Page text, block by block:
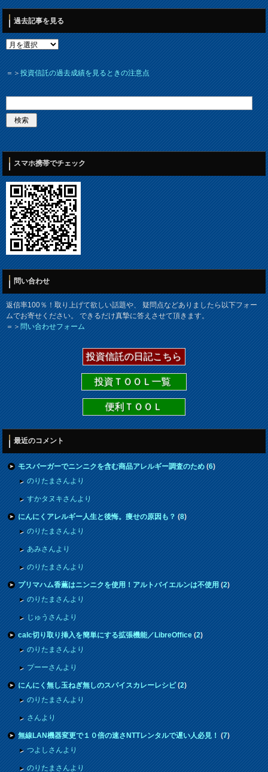
過去記事を見る
＝＞投資信託の過去成績を見るときの注意点
スマホ携帯でチェック
問い合わせ
返信率100％！取り上げて欲しい話題や、 疑問点などありましたら以下フォー
ムでお寄せください。 できるだけ真摯に答えさせて頂きます。
＝＞問い合わせフォーム
投資信託の日記こちら
投資ＴＯＯＬ一覧
便利ＴＯＯＬ
最近のコメント
モスバーガーでニンニクを含む商品アレルギー調査のため(6)
のりたまさんより
すかタヌキさんより
にんにくアレルギー人生と後悔。痩せの原因も？(8)
のりたまさんより
あみさんより
のりたまさんより
プリマハム香薫はニンニクを使用！アルトバイエルンは不使用(2)
のりたまさんより
じゅうさんより
calc切り取り挿入を簡単にする拡張機能／LibreOffice(2)
のりたまさんより
プーーさんより
にんにく無し玉ねぎ無しのスパイスカレーレシピ(2)
のりたまさんより
さんより
無線LAN機器変更で１０倍の速さNTTレンタルで遅い人必見！(7)
つよしさんより
のりたまさんより